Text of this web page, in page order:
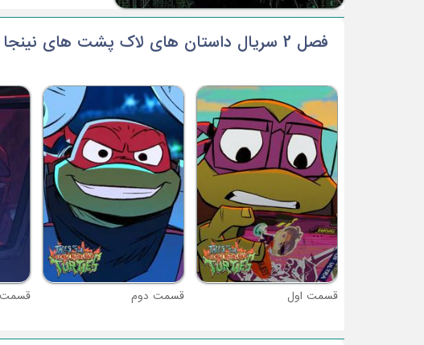
فصل 2 سریال داستان ‌های لاک ‌پشت ‌های نینجا
قسمت اول قسمت دوم